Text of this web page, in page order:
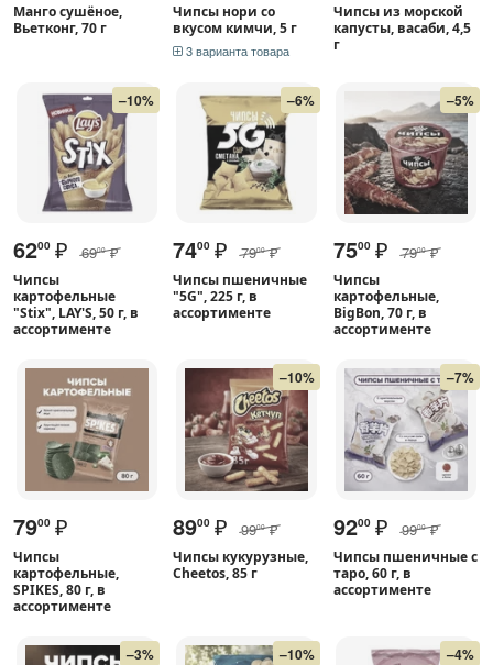
Манго сушёное,
Вьетконг, 70 г
Чипсы нори со
вкусом кимчи, 5 г
3 варианта товара
Чипсы из морской
капусты, васаби, 4,5
г
–10%
6200 ₽ 6900 ₽
Чипсы
картофельные
"Stix", LAY'S, 50 г, в
ассортименте
–6%
7400 ₽ 7900 ₽
Чипсы пшеничные
"5G", 225 г, в
ассортименте
–5%
7500 ₽ 7900 ₽
Чипсы
картофельные,
BigBon, 70 г, в
ассортименте
7900 ₽
Чипсы
картофельные,
SPIKES, 80 г, в
ассортименте
–10%
8900 ₽ 9900 ₽
Чипсы кукурузные,
Cheetos, 85 г
–7%
9200 ₽ 9900 ₽
Чипсы пшеничные с
таро, 60 г, в
ассортименте
–3% –10% –4%